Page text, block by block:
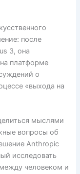
после
3, она
платформе
о
«выхода на
мыслями
вопросы об
Anthropic
исследовать
человеком и